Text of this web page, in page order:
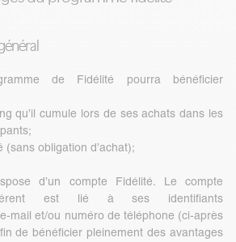
de Fidélité pourra bénéficier
qu’il cumule lors de ses achats dans les
(sans obligation d’achat);
d’un compte Fidélité. Le compte
est lié à ses identifiants
mail et/ou numéro de téléphone (ci-après
de bénéficier pleinement des avantages